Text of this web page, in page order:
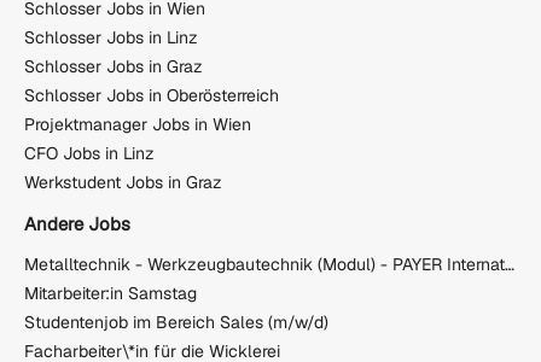
Schlosser Jobs in Wien
Schlosser Jobs in Linz
Schlosser Jobs in Graz
Schlosser Jobs in Oberösterreich
Projektmanager Jobs in Wien
CFO Jobs in Linz
Werkstudent Jobs in Graz
Andere Jobs
Metalltechnik - Werkzeugbautechnik (Modul) - PAYER International Technologies GmbH
Mitarbeiter:in Samstag
Studentenjob im Bereich Sales (m/w/d)
Facharbeiter\*in für die Wicklerei